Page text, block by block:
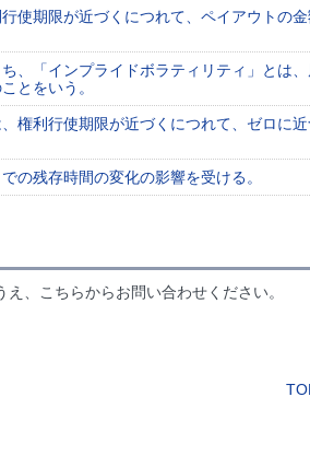
使期限が近づくにつれて、ペイアウトの
、「インプライドボラティリティ」とは
とをいう。
権利行使期限が近づくにつれて、ゼロに
の残存時間の変化の影響を受ける。
、こちらからお問い合わせください。